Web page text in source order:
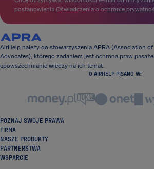
postanowienia Oświadczenia o ochronie
AirHelp należy do stowarzyszenia APRA (Association
Advocates), którego zadaniem jest ochrona praw
upowszechnianie wiedzy na ich temat.
O AIRHELP PISANO W:
POZNAJ SWOJE PRAWA
FIRMA
NASZE PRODUKTY
PARTNERSTWA
WSPARCIE